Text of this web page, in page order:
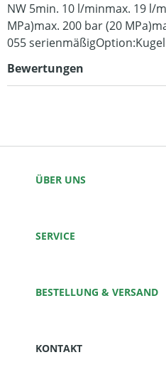
NW 5min. 10 l/minmax. 19 l/
MPa)max. 200 bar (20
055
Bewertungen
ÜBER UNS
SERVICE
BESTELLUNG & VERSAND
KONTAKT